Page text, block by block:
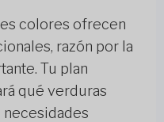
colores ofrecen
razón por la
Tu plan
qué verduras